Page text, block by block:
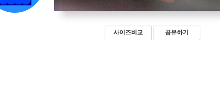
사이즈비교 공유하기